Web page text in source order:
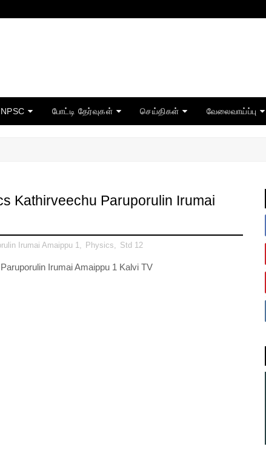
போட்டி தேர்வுகள் செய்திகள் வேலைவாய்ப்பு
Kathirveechu Paruporulin Irumai
Irumai Amaippu 1, Physics, Std 12
Irumai Amaippu 1 Kalvi TV